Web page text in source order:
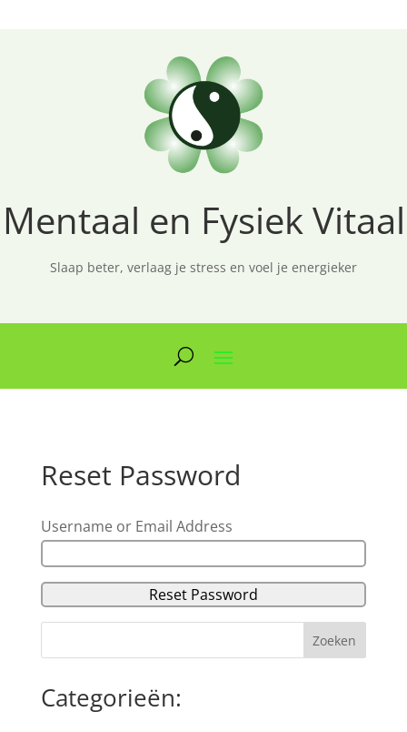
Mentaal en Fysiek Vitaal
Slaap beter, verlaag je stress en voel je energieker
Reset Password
Username or Email Address
Categorieën: